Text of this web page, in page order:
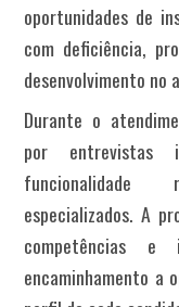
oportunidades de
com deficiência,
desenvolvimento no
Durante o
por entrevistas
especializados. A
competências e
encaminhamento a